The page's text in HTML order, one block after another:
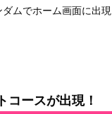
ムでホーム画面に出現
コースが出現！